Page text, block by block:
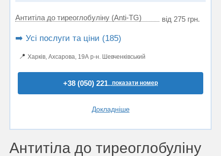
Антитіла до тиреоглобуліну (Anti-TG) від 275 грн.
➡️ Усі послуги та ціни (185)
📍 Харків, Ахсарова, 19А р-н. Шевченківський
+38 (050) 221..показати номер
Докладніше
Антитіла до тиреоглобуліну